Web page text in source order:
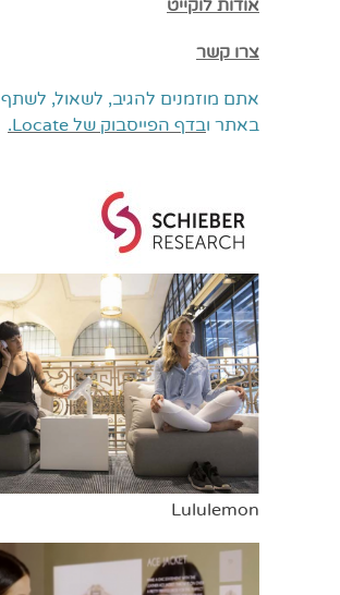
אודות לוקייט
צרו קשר
אתם מוזמנים להגיב, לשאול, לשתף
באתר ובדף הפייסבוק של Locate.
Lululemon